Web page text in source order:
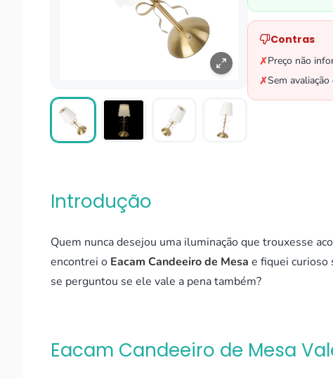
Contras
✗Preço não
✗Sem
Introdução
Quem nunca desejou uma iluminação que trouxesse
encontrei o Eacam Candeeiro de Mesa e fiquei curioso
se perguntou se ele vale a pena também?
Eacam Candeeiro de Mesa